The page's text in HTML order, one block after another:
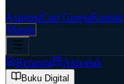
AspirasiCari GerejaKontak
Masuk
Beranda Almanak
Buku Digital